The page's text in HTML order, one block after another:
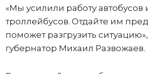
«Мы усилили работу автобусов
троллейбусов. Отдайте им
поможет разгрузить
губернатор Михаил Развожаев.